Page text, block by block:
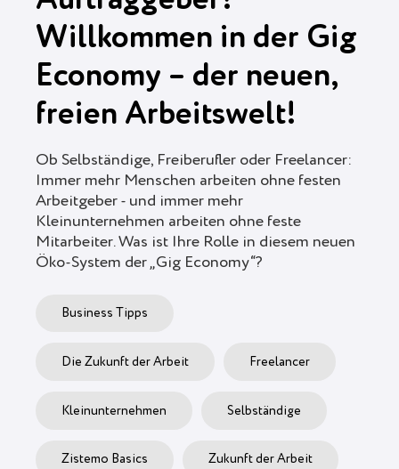
Willkommen in der Gig
Economy – der neuen,
freien Arbeitswelt!
Ob Selbständige, Freiberufler oder Freelancer:
Immer mehr Menschen arbeiten ohne festen
Arbeitgeber - und immer mehr
Kleinunternehmen arbeiten ohne feste
Mitarbeiter. Was ist Ihre Rolle in diesem neuen
Öko-System der „Gig Economy“?
Business Tipps
Die Zukunft der Arbeit Freelancer
Kleinunternehmen Selbständige
Zistemo Basics Zukunft der Arbeit